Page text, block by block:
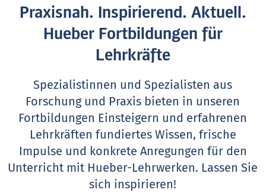
Praxisnah. Inspirierend. Aktuell.
Hueber Fortbildungen für
Lehrkräfte
Spezialistinnen und Spezialisten aus
Forschung und Praxis bieten in unseren
Fortbildungen Einsteigern und erfahrenen
Lehrkräften fundiertes Wissen, frische
Impulse und konkrete Anregungen für den
Unterricht mit Hueber-Lehrwerken. Lassen Sie
sich inspirieren!